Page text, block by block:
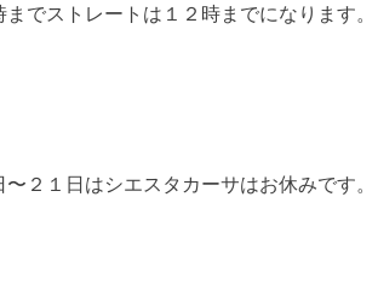
でストレートは１２時までになります。
２１日はシエスタカーサはお休みです。